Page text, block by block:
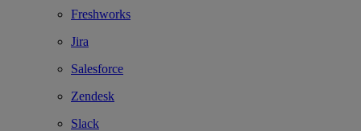
Freshworks
Jira
Salesforce
Zendesk
Slack